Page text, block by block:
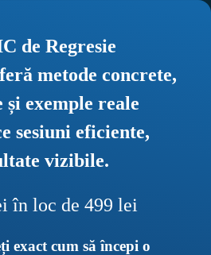
de Regresie
metode concrete,
exemple reale
sesiuni eficiente,
vizibile.
în loc de 499 lei
exact cum să începi o